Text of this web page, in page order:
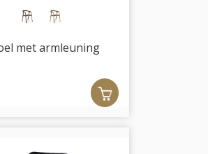
met armleuning